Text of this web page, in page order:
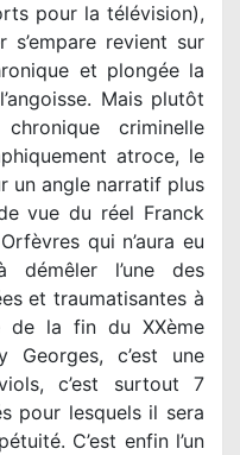
pour la télévision),
s’empare revient sur
et plongée la
Mais plutôt
criminelle
atroce, le
un angle narratif plus
vue du réel Franck
qui n’aura eu
démêler l’une des
et traumatisantes à
de la fin du XXème
c’est une
c’est surtout 7
pour lesquels il sera
C’est enfin l’un